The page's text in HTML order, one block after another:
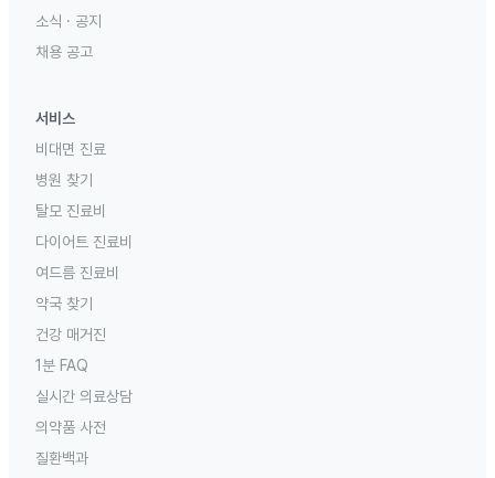
소식 · 공지
채용 공고
서비스
비대면 진료
병원 찾기
탈모 진료비
다이어트 진료비
여드름 진료비
약국 찾기
건강 매거진
1분 FAQ
실시간 의료상담
의약품 사전
질환백과